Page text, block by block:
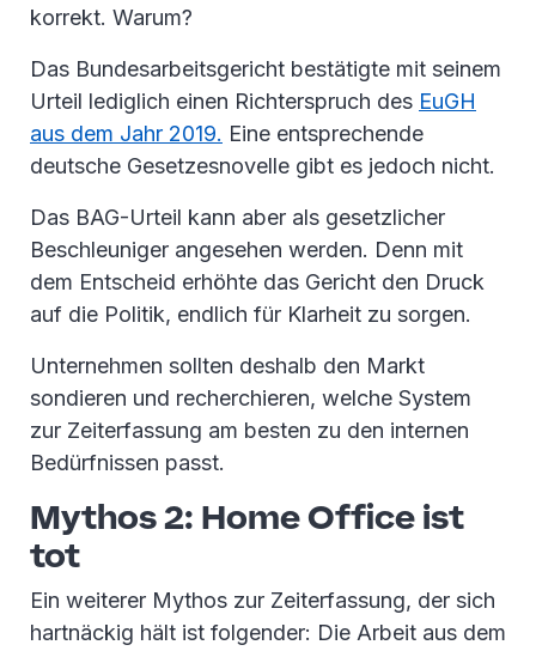
korrekt. Warum?
Das Bundesarbeitsgericht bestätigte mit seinem
Urteil lediglich einen Richterspruch des EuGH
aus dem Jahr 2019. Eine entsprechende
deutsche Gesetzesnovelle gibt es jedoch nicht.
Das BAG-Urteil kann aber als gesetzlicher
Beschleuniger angesehen werden. Denn mit
dem Entscheid erhöhte das Gericht den Druck
auf die Politik, endlich für Klarheit zu sorgen.
Unternehmen sollten deshalb den Markt
sondieren und recherchieren, welche System
zur Zeiterfassung am besten zu den internen
Bedürfnissen passt.
Mythos 2: Home Office ist
tot
Ein weiterer Mythos zur Zeiterfassung, der sich
hartnäckig hält ist folgender: Die Arbeit aus dem